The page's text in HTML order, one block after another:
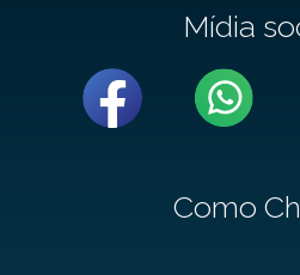
Mídia
Como